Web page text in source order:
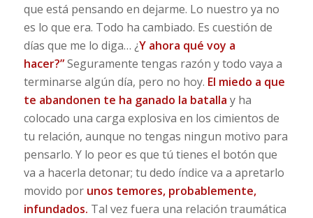
que está pensando en dejarme. Lo nuestro ya no
es lo que era. Todo ha cambiado. Es cuestión de
días que me lo diga… ¿Y ahora qué voy a
hacer?”Seguramente tengas razón y todo vaya a
terminarse algún día, pero no hoy. El miedo a que
te abandonen te ha ganado la batalla y ha
colocado una carga explosiva en los cimientos de
tu relación, aunque no tengas ningun motivo para
pensarlo. Y lo peor es que tú tienes el botón que
va a hacerla detonar; tu dedo índice va a apretarlo
movido por unos temores, probablemente,
infundados. Tal vez fuera una relación traumática